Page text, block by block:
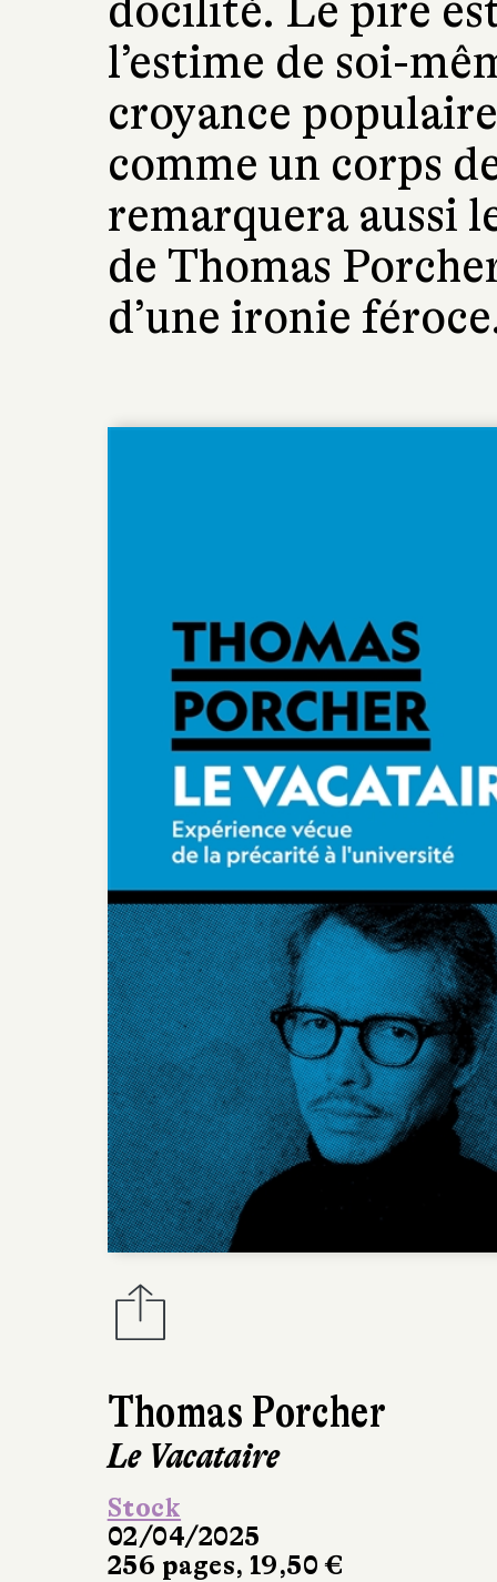
Thomas Porcher
Le Vacataire
Stock
02/04/2025
256 pages, 19,50 €
docilité. Le pire
l’estime de soi-
croyance
comme un corps
remarquera aussi
de Thomas
d’une ironie